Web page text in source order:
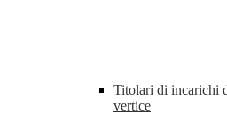
Titolari di incarichi
vertice